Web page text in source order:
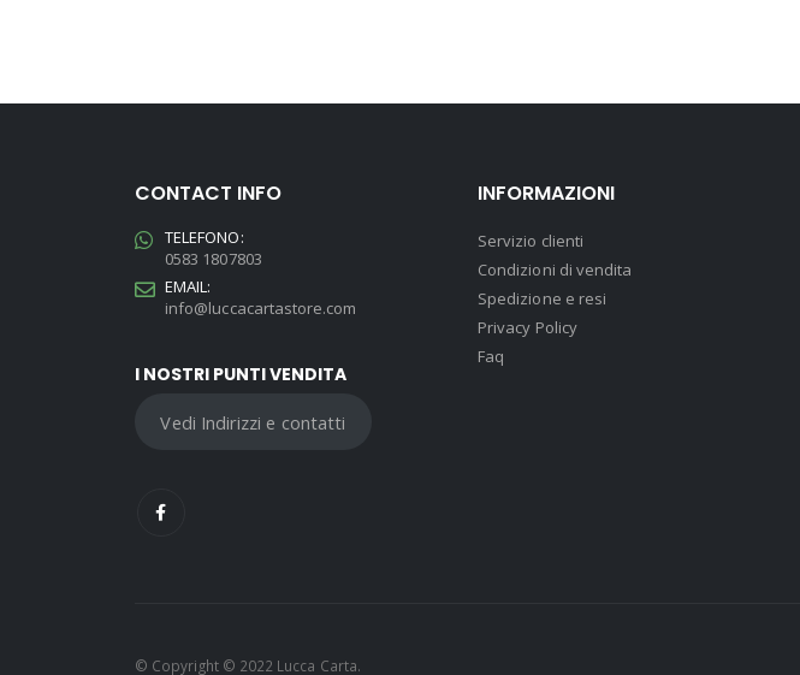
CONTACT INFO
TELEFONO:
0583 1807803
EMAIL:
info@luccacartastore.com
I NOSTRI PUNTI VENDITA
Vedi Indirizzi e contatti
INFORMAZIONI
Servizio clienti
Condizioni di vendita
Spedizione e resi
Privacy Policy
Faq
© Copyright © 2022 Lucca Carta.